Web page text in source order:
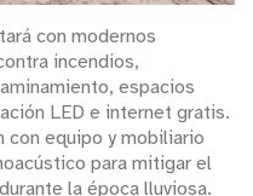
con modernos
incendios,
espacios
LED e internet gratis.
con equipo y mobiliario
para mitigar el
la época lluviosa.